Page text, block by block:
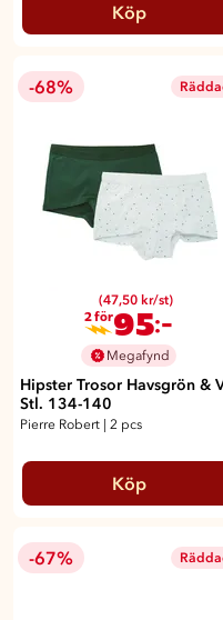
Köp
-68%
(47,50 kr/st)
2 för95:-
Megafynd
Hipster Trosor Havsgrön &
Stl. 134-140
Pierre Robert 2 pcs
Köp
-67%